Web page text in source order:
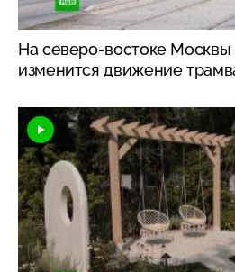
На северо-востокеМосквы
изменится движение